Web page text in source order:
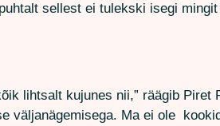
sellest ei tulekski isegi
lihtsalt kujunes nii,” räägib Piret
väljanägemisega. Ma ei ole